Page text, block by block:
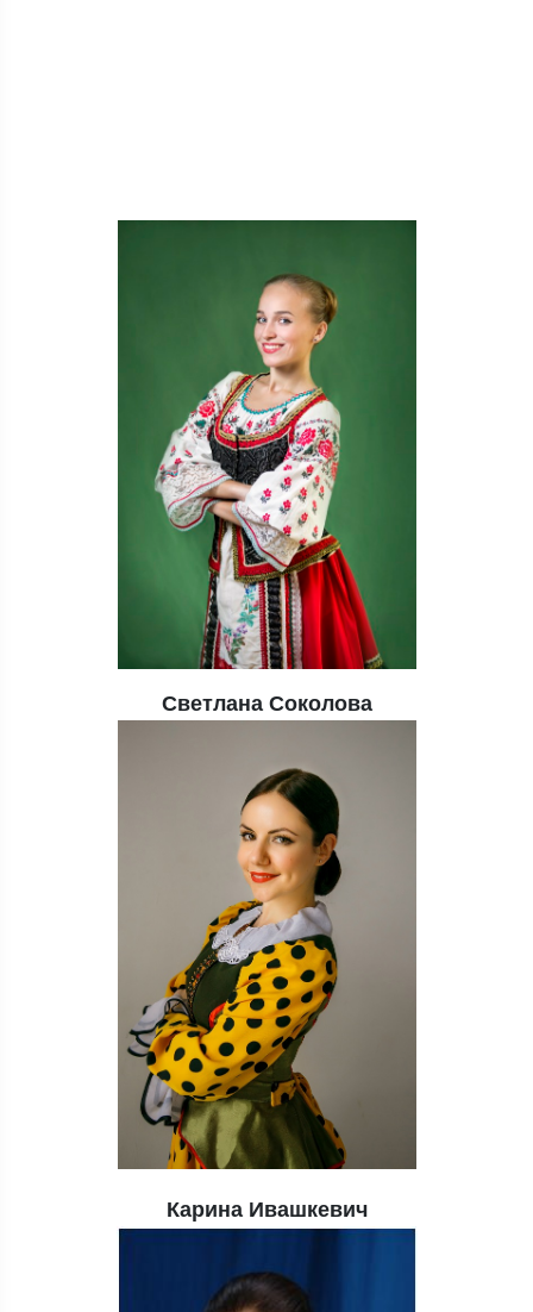
Светлана Соколова
Карина Ивашкевич